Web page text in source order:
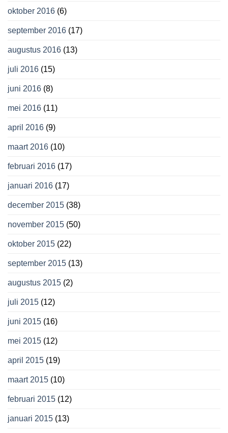
oktober 2016 (6)
september 2016 (17)
augustus 2016 (13)
juli 2016 (15)
juni 2016 (8)
mei 2016 (11)
april 2016 (9)
maart 2016 (10)
februari 2016 (17)
januari 2016 (17)
december 2015 (38)
november 2015 (50)
oktober 2015 (22)
september 2015 (13)
augustus 2015 (2)
juli 2015 (12)
juni 2015 (16)
mei 2015 (12)
april 2015 (19)
maart 2015 (10)
februari 2015 (12)
januari 2015 (13)